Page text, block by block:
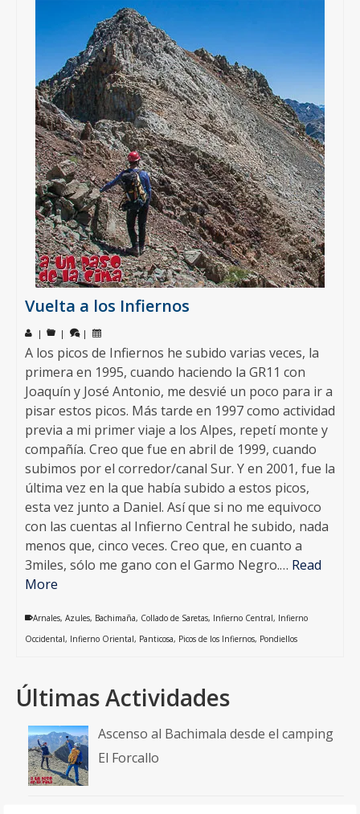
Vuelta a los Infiernos
| | |
A los picos de Infiernos he subido varias veces, la
primera en 1995, cuando haciendo la GR11 con
Joaquín y José Antonio, me desvié un poco para ir a
pisar estos picos. Más tarde en 1997 como actividad
previa a mi primer viaje a los Alpes, repetí monte y
compañía. Creo que fue en abril de 1999, cuando
subimos por el corredor/canal Sur. Y en 2001, fue la
última vez en la que había subido a estos picos,
esta vez junto a Daniel. Así que si no me equivoco
con las cuentas al Infierno Central he subido, nada
menos que, cinco veces. Creo que, en cuanto a
3miles, sólo me gano con el Garmo Negro.… Read
More
Arnales, Azules, Bachimaña, Collado de Saretas, Infierno Central, Infierno
Occidental, Infierno Oriental, Panticosa, Picos de los Infiernos, Pondiellos
Últimas Actividades
Ascenso al Bachimala desde el camping
El Forcallo